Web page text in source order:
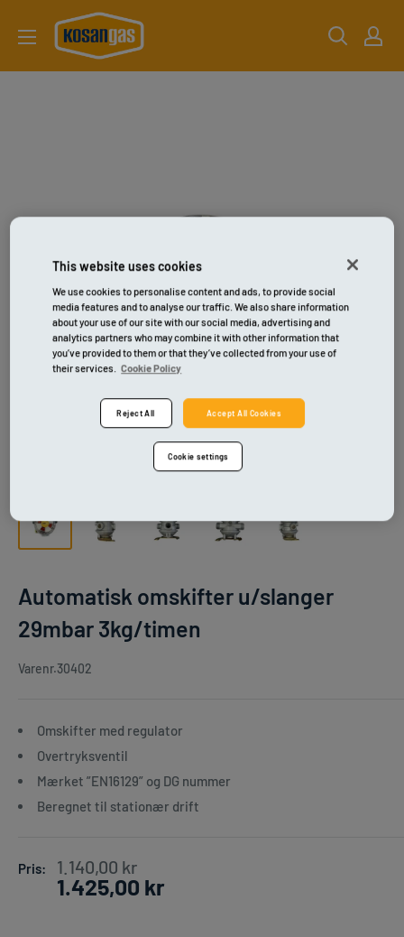
kosangas-
shop
Automatisk omskifter u/slanger
29mbar 3kg/timen
Varenr.30402
Omskifter med regulator
Overtryksventil
Mærket ”EN16129” og DG nummer
Beregnet til stationær drift
Pris: Pris
1.140,00 kr
1.425,00 kr
This website uses cookies
We use cookies to personalise content and ads, to provide social
media features and to analyse our traffic. We also share information
about your use of our site with our social media, advertising and
analytics partners who may combine it with other information that
you’ve provided to them or that they’ve collected from your use of
their services.
Cookie Policy
Reject All Accept All Cookies
Cookie settings